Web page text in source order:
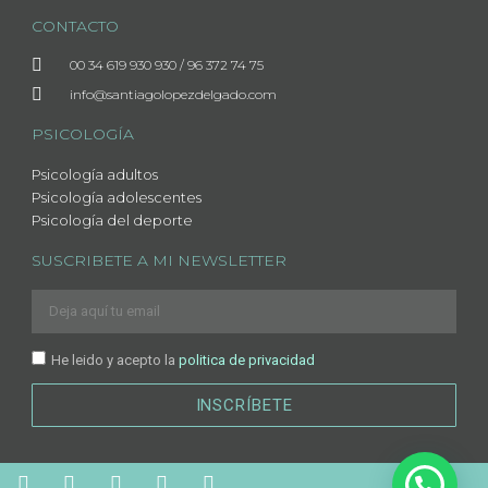
CONTACTO
00 34 619 930 930 / 96 372 74 75
info@santiagolopezdelgado.com
PSICOLOGÍA
Psicología adultos
Psicología adolescentes
Psicología del deporte
SUSCRIBETE A MI NEWSLETTER
He leido y acepto la politica de privacidad
INSCRÍBETE